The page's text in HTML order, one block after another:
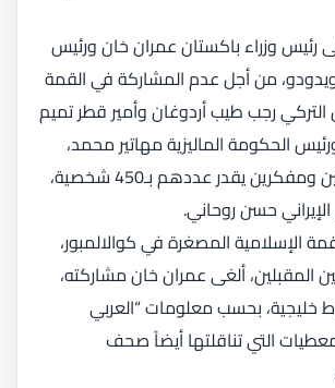
رئيس وزراء باكستان عمران خان ورئيس
من أجل عدم المشاركة في القمة
التركي رجب طيب أردوغان وأمير قطر تميم
الحكومة الماليزية مهاتير محمد،
فضلاً عن سياسيين ومفكرين يقدر عددهم بـ450 شخصية،
حسن روحاني.
الإسلامية المصغرة في كوالالمبور،
المقبلين، ألغى عمران خان مشاركته،
خليجية، بحسب معلومات “العربي
التي تناقلتها أيضاً صحف